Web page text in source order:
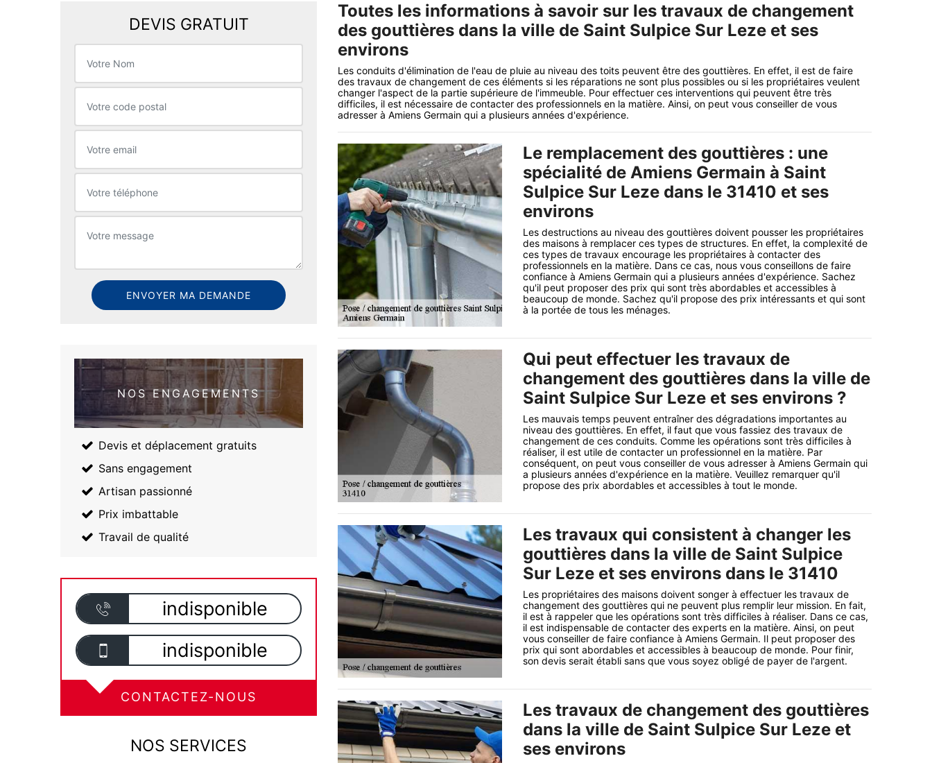
DEVIS GRATUIT
NOS ENGAGEMENTS
Devis et déplacement gratuits
Sans engagement
Artisan passionné
Prix imbattable
Travail de qualité
indisponible
indisponible
CONTACTEZ-NOUS
NOS SERVICES
Toutes les informations à savoir sur les travaux de changement
des gouttières dans la ville de Saint Sulpice Sur Leze et ses
environs
Les conduits d'élimination de l'eau de pluie au niveau des toits peuvent être des gouttières. En effet, il est de faire
des travaux de changement de ces éléments si les réparations ne sont plus possibles ou si les propriétaires veulent
changer l'aspect de la partie supérieure de l'immeuble. Pour effectuer ces interventions qui peuvent être très
difficiles, il est nécessaire de contacter des professionnels en la matière. Ainsi, on peut vous conseiller de vous
adresser à Amiens Germain qui a plusieurs années d'expérience.
Le remplacement des gouttières : une
spécialité de Amiens Germain à Saint
Sulpice Sur Leze dans le 31410 et ses
environs
Les destructions au niveau des gouttières doivent pousser les propriétaires
des maisons à remplacer ces types de structures. En effet, la complexité de
ces types de travaux encourage les propriétaires à contacter des
professionnels en la matière. Dans ce cas, nous vous conseillons de faire
confiance à Amiens Germain qui a plusieurs années d'expérience. Sachez
qu'il peut proposer des prix qui sont très abordables et accessibles à
beaucoup de monde. Sachez qu'il propose des prix intéressants et qui sont
à la portée de tous les ménages.
Qui peut effectuer les travaux de
changement des gouttières dans la ville de
Saint Sulpice Sur Leze et ses environs ?
Les mauvais temps peuvent entraîner des dégradations importantes au
niveau des gouttières. En effet, il faut que vous fassiez des travaux de
changement de ces conduits. Comme les opérations sont très difficiles à
réaliser, il est utile de contacter un professionnel en la matière. Par
conséquent, on peut vous conseiller de vous adresser à Amiens Germain qui
a plusieurs années d'expérience en la matière. Veuillez remarquer qu'il
propose des prix abordables et accessibles à tout le monde.
Les travaux qui consistent à changer les
gouttières dans la ville de Saint Sulpice
Sur Leze et ses environs dans le 31410
Les propriétaires des maisons doivent songer à effectuer les travaux de
changement des gouttières qui ne peuvent plus remplir leur mission. En fait,
il est à rappeler que les opérations sont très difficiles à réaliser. Dans ce cas,
il est indispensable de contacter des experts en la matière. Ainsi, on peut
vous conseiller de faire confiance à Amiens Germain. Il peut proposer des
prix qui sont abordables et accessibles à beaucoup de monde. Pour finir,
son devis serait établi sans que vous soyez obligé de payer de l'argent.
Les travaux de changement des gouttières
dans la ville de Saint Sulpice Sur Leze et
ses environs